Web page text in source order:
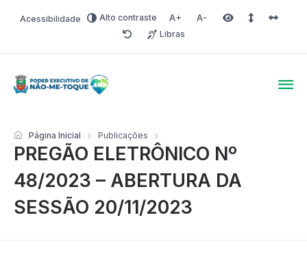
Acessibilidade Alto contraste Aumentar fonte
Diminuir fonteÁrea selecionada
Espaço
RedefinirLibras
PREGÃO ELETRÔNICO Nº
48/2023 – ABERTURA DA
SESSÃO 20/11/2023
Página Inicial Publicações